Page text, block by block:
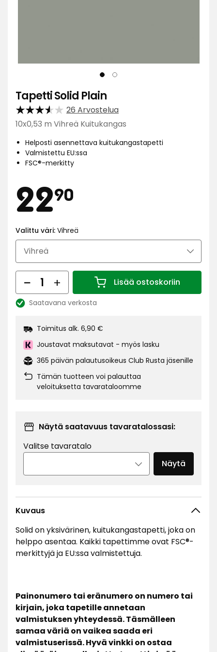
Tapetti Solid Plain
26 Arvostelua
10x0,53 m Vihreä Kuitukangas
Helposti asennettava kuitukangastapetti
Valmistettu EU:ssa
FSC®-merkitty
Hinta
2290
€
Valittu väri: Vihreä
Määrä Lisää ostoskoriin
Määrä 1
KatsoSaatavana verkosta
Toimitus alk. 6,90 €
Joustavat maksutavat - myös lasku
365 päivän palautusoikeus Club Rusta jäsenille
Tämän tuotteen voi palauttaa
veloituksetta tavarataloomme
Näytä saatavuus tavaratalossasi:
Valitse tavaratalo
Näytä
Kuvaus
Solid on yksivärinen, kuitukangastapetti, joka on
helppo asentaa. Kaikki tapettimme ovat FSC®-
merkittyjä ja EU:ssa valmistettuja.
Painonumero tai eränumero on numero tai
kirjain, joka tapetille annetaan
valmistuksen yhteydessä. Täsmälleen
samaa väriä on vaikea saada eri
valmistuserissä. Hyvä vinkki on ostaa